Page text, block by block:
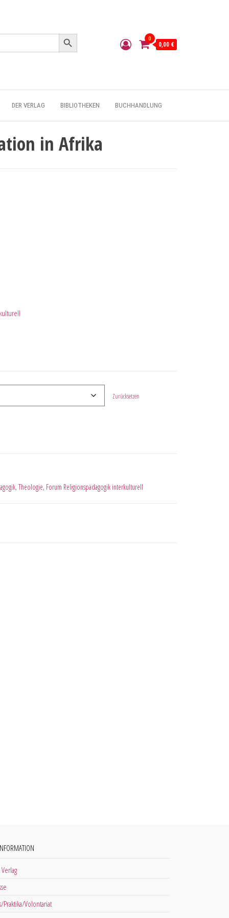
Search Button
0
0,00 €
DER VERLAG BIBLIOTHEKEN BUCHHANDLUNG
in Afrika
Zurücksetzen
, Theologie, Forum Religionspädagogik interkulturell
Praktika/Volontariat